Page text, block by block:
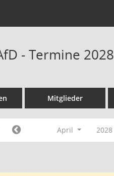
- Termine 2028
Mitglieder
April 2028